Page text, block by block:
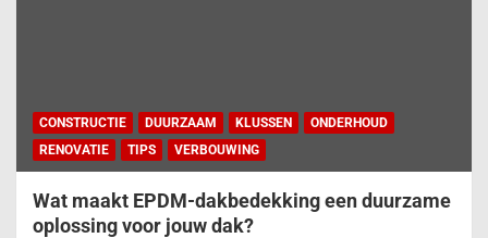
CONSTRUCTIE DUURZAAM KLUSSEN
ONDERHOUD
RENOVATIE
TIPS VERBOUWING
Wat maakt EPDM-dakbedekking een duurzame
oplossing voor jouw dak?